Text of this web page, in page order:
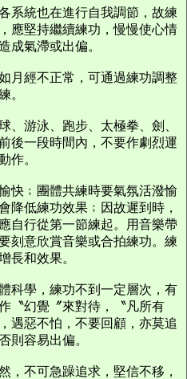
系統也在進行自我調節，故練
應堅持繼續練功，慢慢使心情
成氣滯或出偏。
月經不正常，可通過練功調整
。
、游泳、跑步、太極拳、劍、
後一段時間內，不要作劇烈運
作。
快﹔團體共練時要氣氛活潑愉
降低練功效果﹔因故遲到時，
自行從第一節練起。用音樂帶
刻意欣賞音樂或合拍練功。練
長和效果。
科學，練功不到一定層次，有
〝幻覺〞來對待，〝凡所有
遇惡不怕，不要回顧，亦莫追
則容易出偏。
，不可急躁追求，堅信不移，